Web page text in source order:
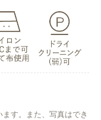
す。また、写真はでき